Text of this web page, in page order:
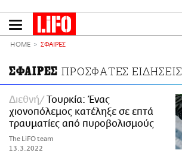
το
ΕΙΔΗΣΕΙΣ
CULTURE
ΑΠΟΨΕΙΣ
ΤΡΟΠΟΣ ΖΩΗΣ
PODCASTS
Plus
HOME ΣΦΑΙΡΕΣ
ΣΦΑΙΡΕΣ ΠΡΟΣΦΑΤΕΣ ΕΙΔΗΣΕΙΣ
Διεθνή
Τουρκία: Ένας
χιονοπόλεμος κατέληξε σε επτά
τραυματίες από πυροβολισμούς
The LiFO team
13.3.2022